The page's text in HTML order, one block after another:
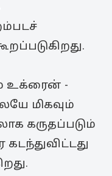
உக்ரைன் -
மிகவும்
கருதப்படும்